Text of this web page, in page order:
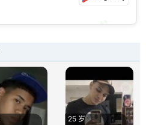
25 岁